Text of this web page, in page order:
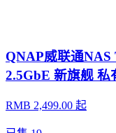
QNAP威联通NAS
2.5GbE 新旗舰 私
RMB 2,499.00 起